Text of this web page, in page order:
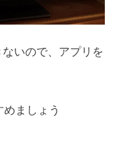
いので、アプリを
めましょう